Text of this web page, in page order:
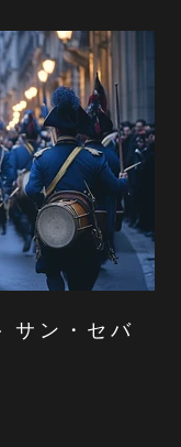
サン・セバ